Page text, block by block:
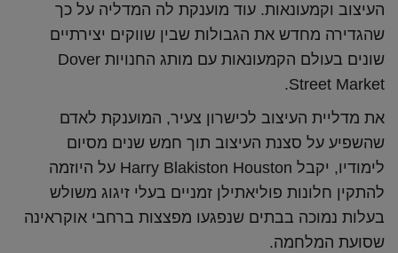
העיצוב וקמעונאות. עוד מוענקת לה המדליה על כך
שהגדירה מחדש את הגבולות שבין שווקים יצירתיים
שונים בעולם הקמעונאות עם מותג החנויות Dover
Street Market.
את מדליית העיצוב לכישרון צעיר, המוענקת לאדם
שהשפיע על סצנת העיצוב תוך חמש שנים מסיום
לימודיו, יקבל Harry Blakiston Houston על ה
יוזמה
להתקין חלונות פוליאתילן זמניים בעלי זיגוג משולש
בעלות נמוכה בבתים שנפגעו מפצצות ברחבי אוקראינה
שסועת המלחמה.